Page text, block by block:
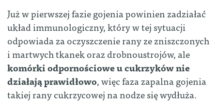
Już w pierwszej fazie gojenia powinien zadziałać
układ immunologiczny, który w tej sytuacji
odpowiada za oczyszczenie rany ze zniszczonych
i martwych tkanek oraz drobnoustrojów, ale
komórki odpornościowe u cukrzyków nie
działają prawidłowo, więc faza zapalna gojenia
takiej rany cukrzycowej na nodze się wydłuża.